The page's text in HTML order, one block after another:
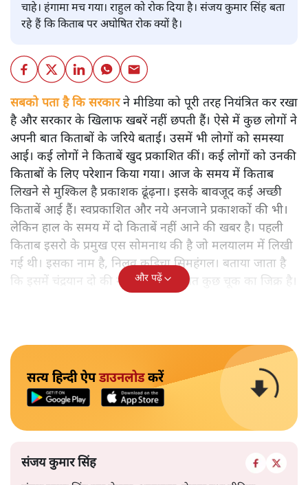
चाहे। हंगामा मच गया। राहुल को रोक दिया है। संजय कुमार सिंह बता
रहे हैं कि किताब पर अघोषित रोक क्यों है।
सबको पता है कि सरकारने मीडिया को पूरी तरह नियंत्रित कर रखा
है और सरकार के खिलाफ खबरें नहीं छपती हैं। ऐसे में कुछ लोगों ने
अपनी बात किताबों के जरिये बताई। उसमें भी लोगों को समस्या
आई। कई लोगों ने किताबें खुद प्रकाशित कीं। कई लोगों को उनकी
किताबों के लिए परेशान किया गया। आज के समय में किताब
लिखने से मुश्किल है प्रकाशक ढूंढ़ना। इसके बावजूद कई अच्छी
किताबें आई हैं। स्वप्रकाशित और नये अनजाने प्रकाशकों की भी।
लेकिन हाल के समय में दो किताबें नहीं आने की खबर है। पहली
किताब इसरो के प्रमुख एस सोमनाथ की है जो मलयालम में लिखी
गई थी। इसका नाम है, निलवु कुडिचा सिमहंगल। बताया जाता है
कि इसमें चंद्रयान दो की नाकामी से संबंधित कुछ चूक का जिक्र है।
और पढ़ें
सत्य हिन्दी ऐपडाउनलोडकरें
संजय कुमार सिंह